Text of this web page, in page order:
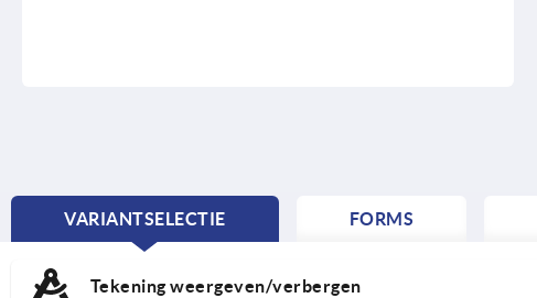
VARIANTSELECTIE
CURRENT
FORMS
Tekening weergeven/verbergen